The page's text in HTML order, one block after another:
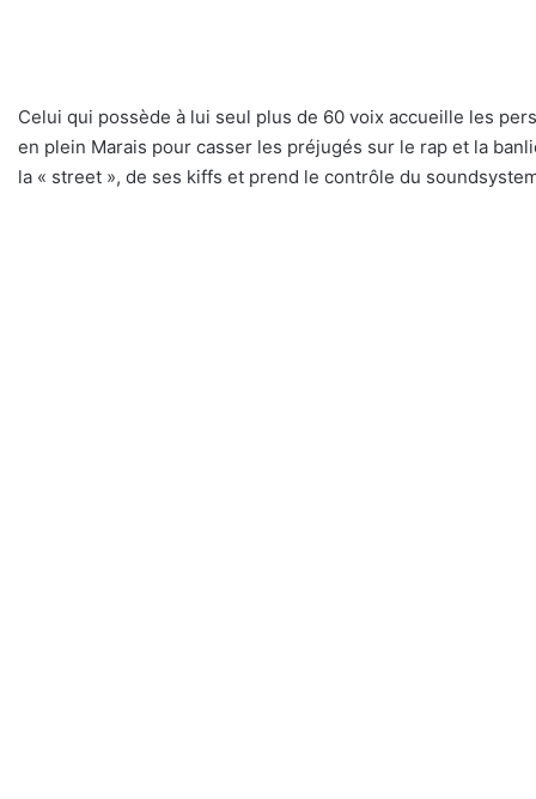
Celui qui possède à lui seul plus de 60 voix accueille les
en plein Marais pour casser les préjugés sur le rap et la
la « street », de ses kiffs et prend le contrôle du